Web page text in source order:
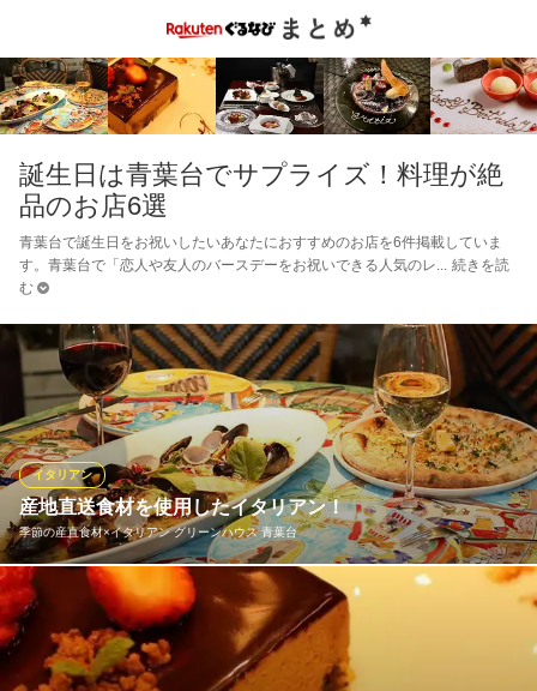
誕生日は青葉台でサプライズ！料理が絶
品のお店6選
青葉台で誕生日をお祝いしたいあなたにおすすめのお店を6件掲載していま
す。青葉台で「恋人や友人のバースデーをお祝いできる人気のレ
続きを読
む
産地直送食材を使用したイタリアン！
季節の産直食材×イタリアン グリーンハウス 青葉台
イタリアン
目で見て楽しい・食べて舌が感じる美味が堪らない…！活気あふ
れる調理の音や楽しい笑い声が溢れる空間で、和やかなお食事の
ひとときをお過ごしください♪産地直送野菜やお店で手作りするパ
スタ・ピザ生地・ソースが奏でるイタリアンは、どれも自信を持